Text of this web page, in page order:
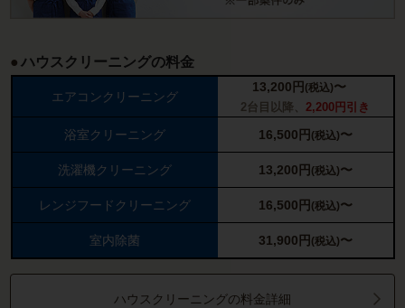
ハウスクリーニングの料金
エアコンクリーニング
13,200 円 (税込)〜
2台目以降、 2,200円引き
浴室クリーニング 16,500 円 (税込)〜
洗濯機クリーニング 13,200 円 (税込)〜
レンジフードクリーニング 16,500 円 (税込)〜
室内除菌 31,900 円 (税込)〜
ハウスクリーニングの料金詳細